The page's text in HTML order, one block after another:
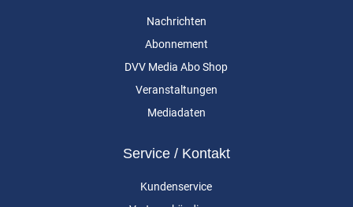
Nachrichten
Abonnement
DVV Media Abo Shop
Veranstaltungen
Mediadaten
Service / Kontakt
Kundenservice